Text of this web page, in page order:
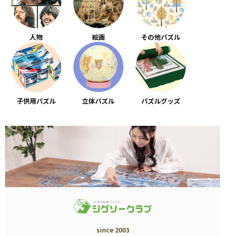
人物 絵画 その他パズル
子供用パズル 立体パズル パズルグッズ
since 2003